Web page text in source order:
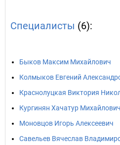
Специалисты (6):
Быков Максим Михайлович
Колмыков Евгений
Краснолуцкая Виктория
Кургинян Хачатур Михайлович
Моновцов Игорь Алексеевич
Савельев Вячеслав